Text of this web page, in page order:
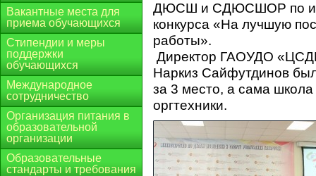
Вакантные места для
приема обучающихся
Стипендии и меры
поддержки
обучающихся
Международное
сотрудничество
Организация питания в
образовательной
организации
Образовательные
стандарты и требования
ДЮСШ и СДЮСШОР по
конкурса «На лучшую
работы».
Директор ГАОУДО
Наркиз Сайфутдинов
за 3 место, а сама
оргтехники.